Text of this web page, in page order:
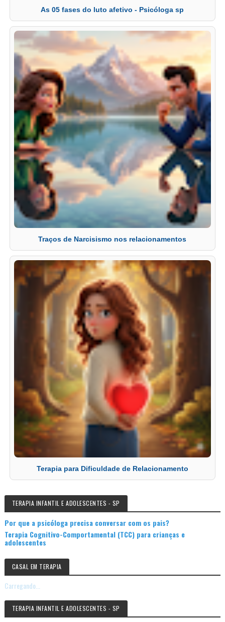
As 05 fases do luto afetivo - Psicóloga sp
Traços de Narcisismo nos relacionamentos
Terapia para Dificuldade de Relacionamento
TERAPIA INFANTIL E ADOLESCENTES - SP
Por que a psicóloga precisa conversar com os pais?
Terapia Cognitivo-Comportamental (TCC) para crianças e
adolescentes
CASAL EM TERAPIA
Carregando...
TERAPIA INFANTIL E ADOLESCENTES - SP